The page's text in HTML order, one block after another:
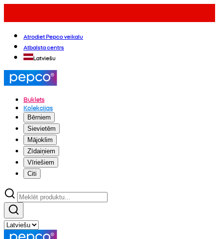
Atrodiet Pepco veikalu
Atbalsta centrs
Latviešu
Buklets
Kolekcijas
Bērniem
Sievietēm
Mājoklim
Zīdaiņiem
Vīriešiem
Citi